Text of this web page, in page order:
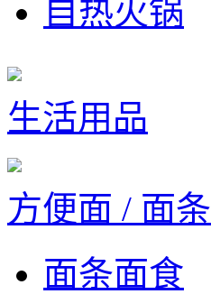
自热火锅
生活用品
方便面 / 面条
面条面食